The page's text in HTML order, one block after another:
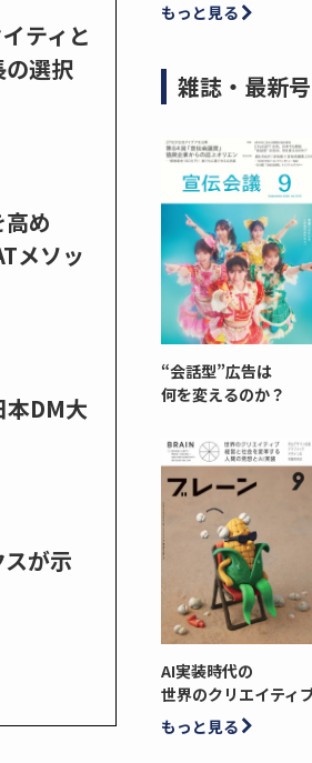
ティと
選択
め
メソッ
本DM大
が示
もっと見る
雑誌・最新号
“会話型”広告は
何を変えるのか？
AI実装時代の
世界のクリエイティ
もっと見る